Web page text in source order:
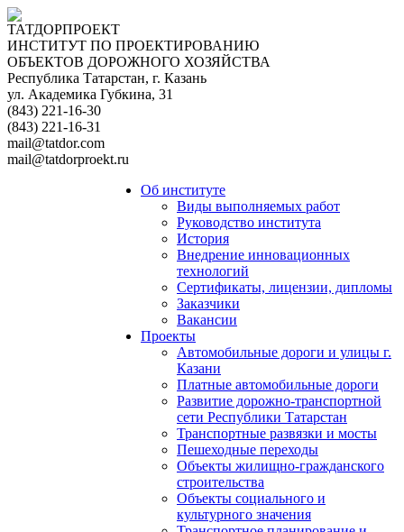
ТАТДОРПРОЕКТ
ИНСТИТУТ ПО ПРОЕКТИРОВАНИЮ
ОБЪЕКТОВ ДОРОЖНОГО ХОЗЯЙСТВА
Республика Татарстан, г. Казань
ул. Академика Губкина, 31
(843) 221-16-30
(843) 221-16-31
mail@tatdor.com
mail@tatdorproekt.ru
Об институте
Виды выполняемых работ
Руководство института
История
Внедрение инновационных
технологий
Сертификаты, лицензии, дипломы
Заказчики
Вакансии
Проекты
Автомобильные дороги и улицы г.
Казани
Платные автомобильные дороги
Развитие дорожно-транспортной
сети Республики Татарстан
Транспортные развязки и мосты
Пешеходные переходы
Объекты жилищно-гражданского
строительства
Объекты социального и
культурного значения